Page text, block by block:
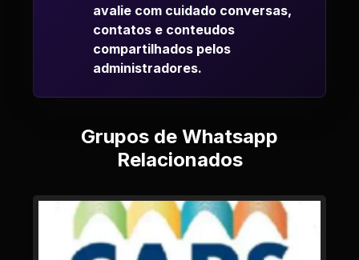
avalie com cuidado conversas,
contatos e conteudos
compartilhados pelos
administradores.
Grupos de Whatsapp
Relacionados